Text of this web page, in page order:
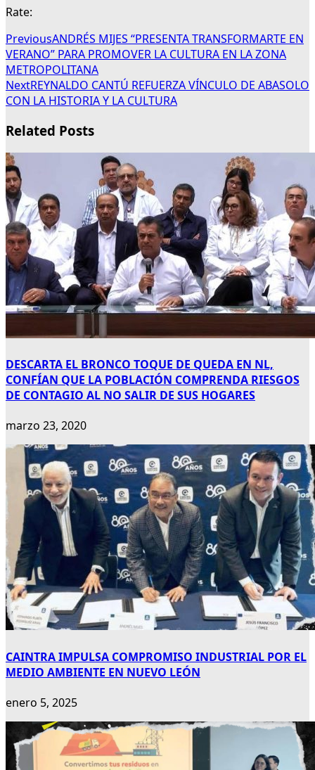
Rate:
PreviousANDRÉS MIJES “PRESENTA TRANSFORMARTE EN
VERANO” PARA PROMOVER LA CULTURA EN LA ZONA
METROPOLITANA
NextREYNALDO CANTÚ REFUERZA VÍNCULO DE ABASOLO
CON LA HISTORIA Y LA CULTURA
Related Posts
DESCARTA EL BRONCO TOQUE DE QUEDA EN NL,
CONFÍAN QUE LA POBLACIÓN COMPRENDA RIESGOS
DE CONTAGIO AL NO SALIR DE SUS HOGARES
marzo 23, 2020
CAINTRA IMPULSA COMPROMISO INDUSTRIAL POR EL
MEDIO AMBIENTE EN NUEVO LEÓN
enero 5, 2025